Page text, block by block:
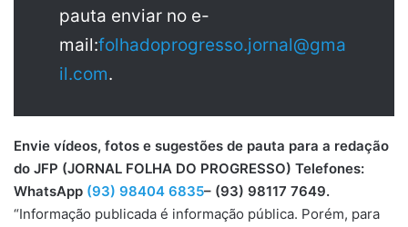
pauta enviar no e-
mail:folhadoprogresso.jornal@gma
il.com.
Envie vídeos, fotos e sugestões de pauta para a redação
do JFP (JORNAL FOLHA DO PROGRESSO) Telefones:
WhatsApp (93) 98404 6835– (93) 98117 7649.
“Informação publicada é informação pública. Porém, para